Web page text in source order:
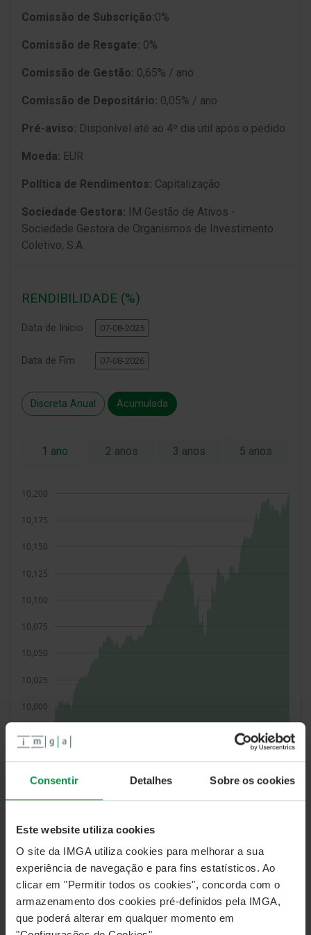
Consentir Detalhes Sobre os cookies
Este website utiliza cookies
O site da IMGA utiliza cookies para melhorar a sua
experiência de navegação e para fins estatísticos. Ao
clicar em "Permitir todos os cookies", concorda com o
armazenamento dos cookies pré-definidos pela IMGA,
que poderá alterar em qualquer momento em
Comissão de Subscrição:0%
Comissão de Resgate: 0%
Comissão de Gestão: 0,65% / ano
Comissão de Depositário: 0,05% / ano
Pré-aviso: Disponí­vel até ao 4º dia útil após o pedido
Moeda: EUR
Política de Rendimentos: Capitalização
Sociedade Gestora: IM Gestão de Ativos -
Sociedade Gestora de Organismos de Investimento
Coletivo, S.A.
RENDIBILIDADE (%)
Data de Início
Data de Fim
Discreta Anual Acumulada
1 ano 2 anos 3 anos 5 anos
Rendibilidade:
esse período.
As categorias criadas após a data de constituição do fundo
constituída.